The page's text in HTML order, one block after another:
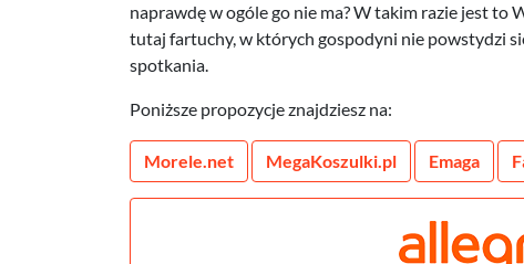
naprawdę w ogóle go nie ma? W takim razie jest to
tutaj fartuchy, w których gospodyni nie powstydzi
spotkania.
Poniższe propozycje znajdziesz na:
Morele.net MegaKoszulki.pl Emaga